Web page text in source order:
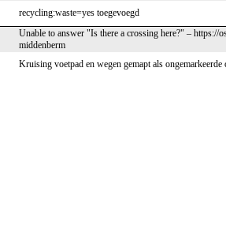
recycling:waste=yes toegevoegd
Unable to answer "Is there a crossing here?" – https://
middenberm
Kruising voetpad en wegen gemapt als ongemarkeerde